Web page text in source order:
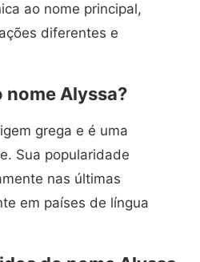
ao nome principal,
diferentes e
nome Alyssa?
grega e é uma
Sua popularidade
nas últimas
em países de língua